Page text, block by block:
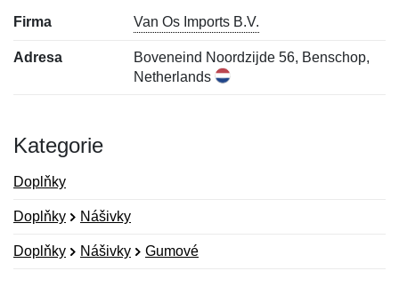
Firma Van Os Imports B.V.
Adresa
Boveneind Noordzijde 56, Benschop,
Netherlands
Kategorie
Doplňky
Doplňky Nášivky
Doplňky Nášivky Gumové